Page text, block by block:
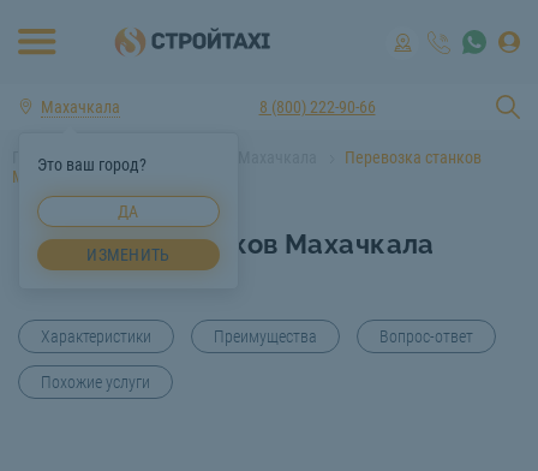
Махачкала
Это ваш город?
ДА
ИЗМЕНИТЬ
8 (800) 222-90-66
Главная Услуги спецтехники Махачкала
Перевозка станков
Махачкала
Перевозка станков Махачкала
Характеристики Преимущества Вопрос-ответ
Похожие услуги